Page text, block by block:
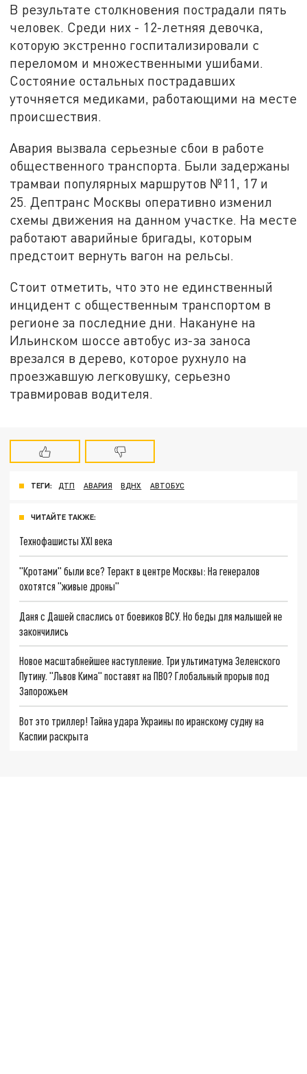
В результате столкновения пострадали пять
человек. Среди них - 12-летняя девочка,
которую экстренно госпитализировали с
переломом и множественными ушибами.
Состояние остальных пострадавших
уточняется медиками, работающими на месте
происшествия.
Авария вызвала серьезные сбои в работе
общественного транспорта. Были задержаны
трамваи популярных маршрутов №11, 17 и
25. Дептранс Москвы оперативно изменил
схемы движения на данном участке. На месте
работают аварийные бригады, которым
предстоит вернуть вагон на рельсы.
Стоит отметить, что это не единственный
инцидент с общественным транспортом в
регионе за последние дни. Накануне на
Ильинском шоссе автобус из-за заноса
врезался в дерево, которое рухнуло на
проезжавшую легковушку, серьезно
травмировав водителя.
ТЕГИ: ДТП АВАРИЯ ВДНХ АВТОБУС
ЧИТАЙТЕ ТАКЖЕ:
Технофашисты XXI века
"Кротами" были все? Теракт в центре Москвы: На генералов
охотятся "живые дроны"
Даня с Дашей спаслись от боевиков ВСУ. Но беды для малышей не
закончились
Новое масштабнейшее наступление. Три ультиматума Зеленского
Путину. "Львов Кима" поставят на ПВО? Глобальный прорыв под
Запорожьем
Вот это триллер! Тайна удара Украины по иранскому судну на
Каспии раскрыта